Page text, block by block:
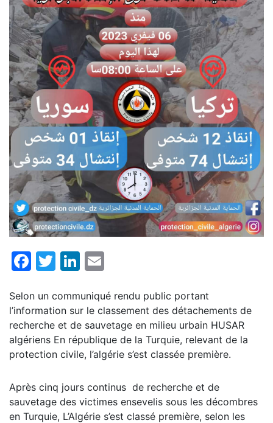
Facebook
TwitterLinkedIn
Selon un communiqué rendu public portant
l’information sur le classement des détachements de
recherche et de sauvetage en milieu urbain HUSAR
algériens En république de la Turquie, relevant de la
protection civile, l’algérie s’est classée première.
Après cinq jours continus de recherche et de
sauvetage des victimes ensevelis sous les décombres
en Turquie, L’Algérie s’est classé première, selon les